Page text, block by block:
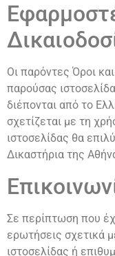
Οι παρόντες Όροι
παρούσας
διέπονται από το
σχετίζεται με τη
ιστοσελίδας θα
Δικαστήρια της
Σε περίπτωση που
ερωτήσεις σχετικά
ιστοσελίδας ή